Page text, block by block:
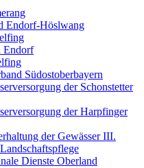
Endorf-Höslwang
Endorf
Südostoberbayern
der Schonstetter
der Harpfinger
der Gewässer III.
Dienste Oberland